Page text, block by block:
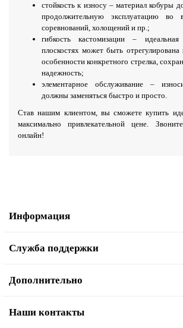
стойкость к износу – материал кобуры
продолжительную эксплуатацию во
соревнований, холощений и пр.;
гибкость кастомизации –
плоскостях может быть
особенности конкретного стрелка,
надежность;
элементарное обслуживание –
должны заменяться быстро и просто.
Став нашим клиентом, вы сможете купить
максимально привлекательной цене.
онлайн!
Информация
Служба поддержки
Дополнительно
Наши контакты